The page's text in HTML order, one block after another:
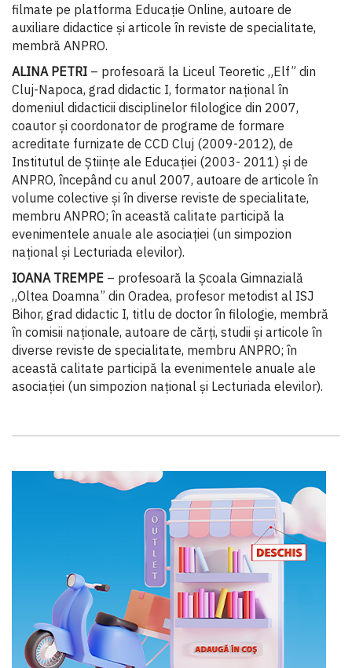
filmate pe platforma Educație Online, autoare de
auxiliare didactice și articole în reviste de specialitate,
membră ANPRO.
ALINA PETRI – profesoară la Liceul Teoretic „Elf” din
Cluj-Napoca, grad didactic I, formator național în
domeniul didacticii disciplinelor filologice din 2007,
coautor și coordonator de programe de formare
acreditate furnizate de CCD Cluj (2009-2012), de
Institutul de Științe ale Educației (2003- 2011) și de
ANPRO, începând cu anul 2007, autoare de articole în
volume colective și în diverse reviste de specialitate,
membru ANPRO; în această calitate participă la
evenimentele anuale ale asociației (un simpozion
național și Lecturiada elevilor).
IOANA TREMPE – profesoară la Școala Gimnazială
„Oltea Doamna” din Oradea, profesor metodist al ISJ
Bihor, grad didactic I, titlu de doctor în filologie, membră
în comisii naționale, autoare de cărți, studii și articole în
diverse reviste de specialitate, membru ANPRO; în
această calitate participă la evenimentele anuale ale
asociației (un simpozion național și Lecturiada elevilor).